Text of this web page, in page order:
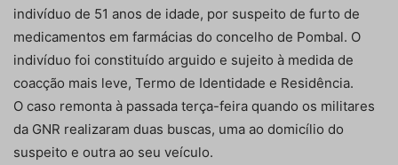
indivíduo de 51 anos de idade, por suspeito de furto de
medicamentos em farmácias do concelho de Pombal. O
indivíduo foi constituído arguido e sujeito à medida de
coacção mais leve, Termo de Identidade e Residência.
O caso remonta à passada terça-feira quando os militares
da GNR realizaram duas buscas, uma ao domicílio do
suspeito e outra ao seu veículo.